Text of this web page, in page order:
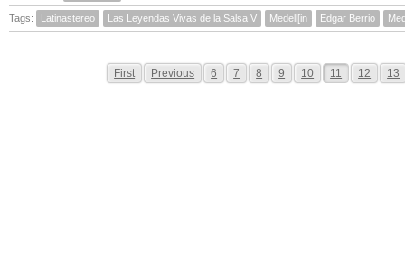
Tags: Latinastereo Las Leyendas Vivas de la Salsa V Medell[in Edgar Berrio
First Previous 6 7 8 9 10 11 12 13